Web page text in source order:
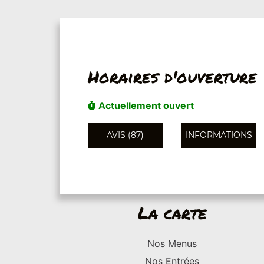
Horaires d'ouverture
Actuellement ouvert
AVIS (87) INFORMATIONS
La carte
Nos Menus
Nos Entrées